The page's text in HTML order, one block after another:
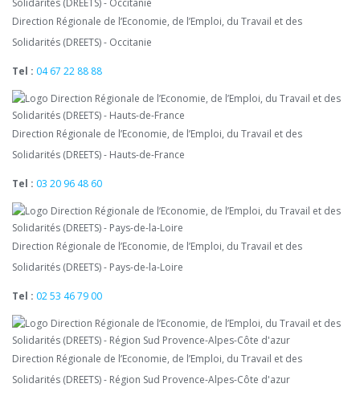
Direction Régionale de l’Economie, de l’Emploi, du Travail et des
Solidarités (DREETS) - Occitanie
Tel : 04 67 22 88 88
Direction Régionale de l’Economie, de l’Emploi, du Travail et des
Solidarités (DREETS) - Hauts-de-France
Tel : 03 20 96 48 60
Direction Régionale de l’Economie, de l’Emploi, du Travail et des
Solidarités (DREETS) - Pays-de-la-Loire
Tel : 02 53 46 79 00
Direction Régionale de l’Economie, de l’Emploi, du Travail et des
Solidarités (DREETS) - Région Sud Provence-Alpes-Côte d'azur